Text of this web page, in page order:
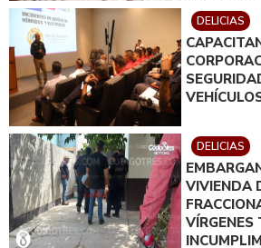
DELICIAS
DELICIAS
VIVIENDA
VÍRGENES